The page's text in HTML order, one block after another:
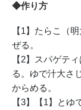
◆作り方
【1】たらこ（
ぜる。
【2】スパゲテ
る。ゆで汁大さ
からめる。
【3】【1】と